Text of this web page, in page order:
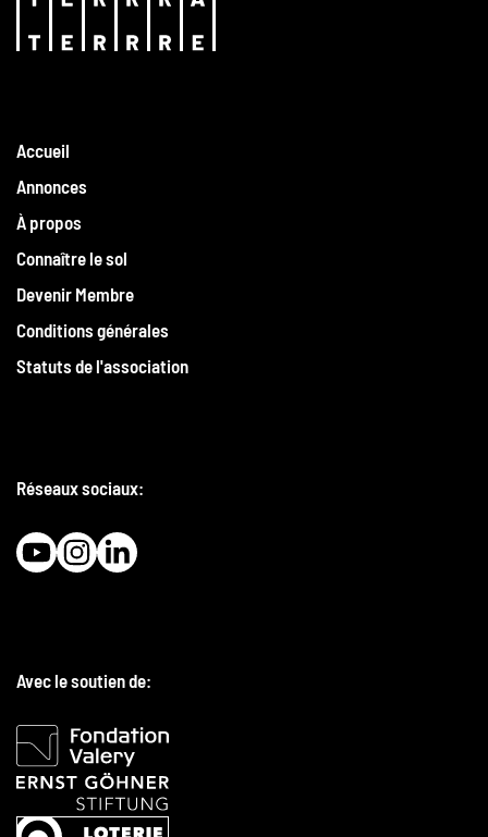
Accueil
Annonces
À propos
Connaître le sol
Devenir Membre
Conditions générales
Statuts de l'association
Réseaux sociaux:
Avec le soutien de: